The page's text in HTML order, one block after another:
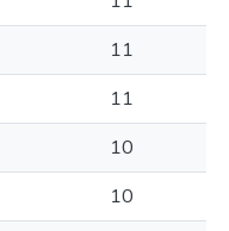
11
11
10
10